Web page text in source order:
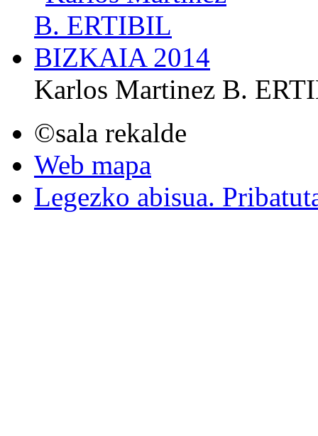
Karlos Martinez B.
©sala rekalde
Web mapa
Legezko abisua.